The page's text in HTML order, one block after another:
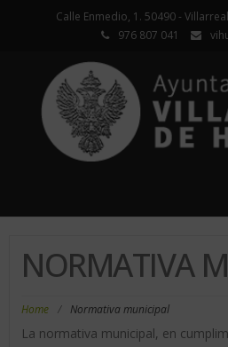
Calle Enmedio, 1. 50490 -
976 807 041
NORMATIVA
Home / Normativa municipal
La normativa municipal, en